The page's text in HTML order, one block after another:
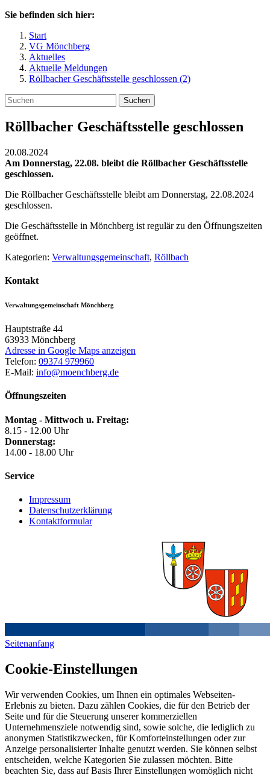
Sie befinden sich hier:
Start
VG Mönchberg
Aktuelles
Aktuelle Meldungen
Röllbacher Geschäftsstelle geschlossen (2)
Suchen
Röllbacher Geschäftsstelle geschlossen
20.08.2024
Am Donnerstag, 22.08. bleibt die Röllbacher Geschäftsstelle
geschlossen.
Die Röllbacher Geschäftsstelle bleibt am Donnerstag, 22.08.2024
geschlossen.
Die Geschäftsstelle in Mönchberg ist regulär zu den Öffnungszeiten
geöffnet.
Kategorien: Verwaltungsgemeinschaft, Röllbach
Kontakt
Verwaltungsgemeinschaft Mönchberg
Hauptstraße 44
63933 Mönchberg
Adresse in Google Maps anzeigen
Telefon: 09374 979960
E-Mail: info@moenchberg.de
Öffnungszeiten
Montag - Mittwoch u. Freitag:
8.15 - 12.00 Uhr
Donnerstag:
14.00 - 18.00 Uhr
Service
Impressum
Datenschutzerklärung
Kontaktformular
Seitenanfang
Cookie-Einstellungen
Wir verwenden Cookies, um Ihnen ein optimales Webseiten-
Erlebnis zu bieten. Dazu zählen Cookies, die für den Betrieb der
Seite und für die Steuerung unserer kommerziellen
Unternehmensziele notwendig sind, sowie solche, die lediglich zu
anonymen Statistikzwecken, für Komforteinstellungen oder zur
Anzeige personalisierter Inhalte genutzt werden. Sie können selbst
entscheiden, welche Kategorien Sie zulassen möchten. Bitte
beachten Sie, dass auf Basis Ihrer Einstellungen womöglich nicht